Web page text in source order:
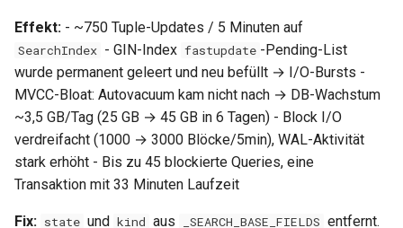
Metriken & Prometheus-
Export
Vorkonfigurierte Daten
Management Commands
0.30.6
0.30.5
0.30.4
0.30.3
Effekt: - ~750 Tuple-Updates / 5 Minuten auf
SearchIndex - GIN-Index fastupdate -Pending-List
wurde permanent geleert und neu befüllt → I/O-Bursts -
MVCC-Bloat: Autovacuum kam nicht nach → DB-Wachstum
~3,5 GB/Tag (25 GB → 45 GB in 6 Tagen) - Block I/O
verdreifacht (1000 → 3000 Blöcke/5min), WAL-Aktivität
stark erhöht - Bis zu 45 blockierte Queries, eine
Transaktion mit 33 Minuten Laufzeit
Fix: state und kind aus _SEARCH_BASE_FIELDS entfernt.